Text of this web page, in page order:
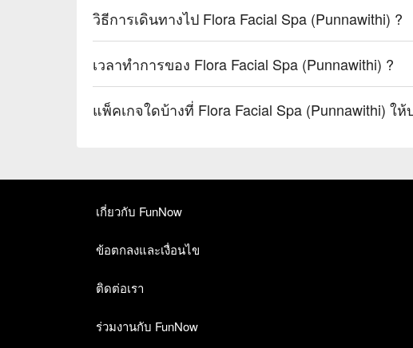
วิธีการเดินทางไป Flora Facial Spa (Punnawithi) ?
เวลาทำการของ Flora Facial Spa (Punnawithi) ?
แพ็คเกจใดบ้างที่ Flora Facial Spa (Punnawithi) ให้
เกี่ยวกับ FunNow
ข้อตกลงและเงื่อนไข
ติดต่อเรา
ร่วมงานกับ FunNow